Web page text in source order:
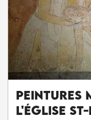
Peintures
l'Église